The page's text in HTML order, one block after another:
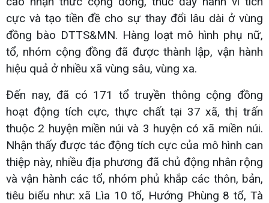
cực và tạo tiền đề cho sự thay đổi lâu dài ở vùng
đồng bào DTTS&MN. Hàng loạt mô hình phụ nữ,
tổ, nhóm cộng đồng đã được thành lập, vận hành
hiệu quả ở nhiều xã vùng sâu, vùng xa.
Đến nay, đã có 171 tổ truyền thông cộng đồng
hoạt động tích cực, thực chất tại 37 xã, thị trấn
thuộc 2 huyện miền núi và 3 huyện có xã miền núi.
Nhận thấy được tác động tích cực của mô hình can
thiệp này, nhiều địa phương đã chủ động nhân rộng
và vận hành các tổ, nhóm phủ khắp các thôn, bản,
tiêu biểu như: xã Lìa 10 tổ, Hướng Phùng 8 tổ, Tà